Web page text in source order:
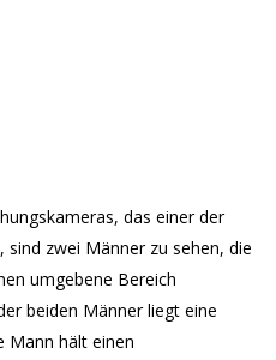
das einer der
zwei Männer zu sehen, die
umgebene Bereich
beiden Männer liegt eine
Mann hält einen